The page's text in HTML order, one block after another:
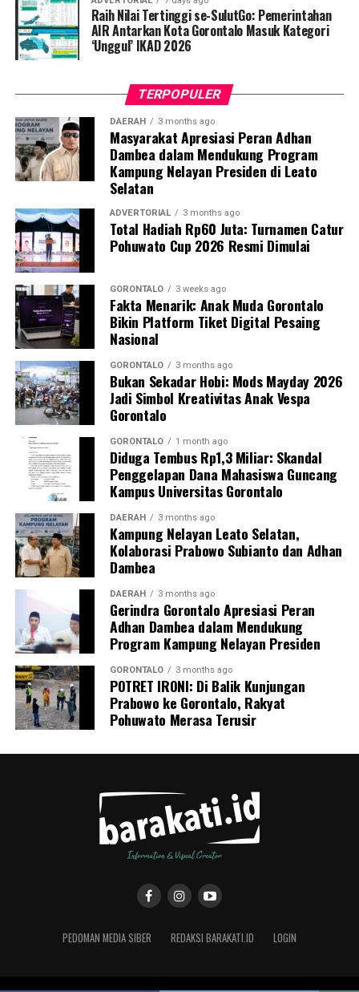
memutus rantai penularan TBC. Kami berupaya
menyampaikan edukasi yang persuasif dan mudah
dipahami agar warga tidak ragu melakukan pemeriksaan
apabila mengalami gejala batuk berkepanjangan,”
Selain skrining TBC, mahasiswa turut mendampingi
nakes Puskesmas Talaga Jaya dalam memberikan
pelayanan Cek Kesehatan Gratis (CKG), meliputi
pengukuran tekanan darah, cek kadar gula darah, dan
penapisan faktor risiko penyakit tidak menular (PTM)
sebagai upaya promotif-preventif.
Perwakilan DPL KKN-PK, Dr. dr. Vivien Novarina A.
Kasim, M.Kes., menegaskan bahwa keterlibatan
mahasiswa merupakan bentuk perwujudan Tri Dharma
Perguruan Tinggi dalam mengawal transformasi
layanan kesehatan primer.
“Kehadiran mahasiswa mempercepat jangkauan skema
active case findingTBC yang dicanangkan pemerintah.
Sinergi multisektor antara perguruan tinggi, dinas
kesehatan, puskesmas, dan pemerintah desa seperti
inilah yang menjadi kunci sukses pembentukan
masyarakat sadar sehat,” jelas Dr. Vivien.
Masyarakat Desa Luwoo menyambut antusias agenda
terpadu ini. Ratusan warga memanfaatkan layanan
pemeriksaan kesehatan gratis sekaligus berkonsultasi
mengenai pola hidup bersih dan sehat (PHBS)
pencegahan tuberkulosis.
Raih Nilai Tertinggi se-SulutGo: Pemerintahan
AIR Antarkan Kota Gorontalo Masuk Kategori
‘Unggul’ IKAD 2026
TERPOPULER
DAERAH 3 months ago
Masyarakat Apresiasi Peran Adhan
Dambea dalam Mendukung Program
Kampung Nelayan Presiden di Leato
Selatan
ADVERTORIAL 3 months ago
Total Hadiah Rp60 Juta: Turnamen Catur
Pohuwato Cup 2026 Resmi Dimulai
GORONTALO 3 weeks ago
Fakta Menarik: Anak Muda Gorontalo
Bikin Platform Tiket Digital Pesaing
Nasional
GORONTALO 3 months ago
Bukan Sekadar Hobi: Mods Mayday 2026
Jadi Simbol Kreativitas Anak Vespa
Gorontalo
GORONTALO 1 month ago
Diduga Tembus Rp1,3 Miliar: Skandal
Penggelapan Dana Mahasiswa Guncang
Kampus Universitas Gorontalo
DAERAH 3 months ago
Kampung Nelayan Leato Selatan,
Kolaborasi Prabowo Subianto dan Adhan
Dambea
DAERAH 3 months ago
Gerindra Gorontalo Apresiasi Peran
Adhan Dambea dalam Mendukung
Program Kampung Nelayan Presiden
GORONTALO 3 months ago
POTRET IRONI: Di Balik Kunjungan
Prabowo ke Gorontalo, Rakyat
Pohuwato Merasa Terusir
PEDOMAN MEDIA SIBER REDAKSI BARAKATI.ID LOGIN